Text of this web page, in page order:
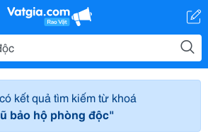
kết quả tìm kiếm từ khoá
bảo hộ phòng độc"